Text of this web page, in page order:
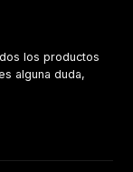
los productos
alguna duda,